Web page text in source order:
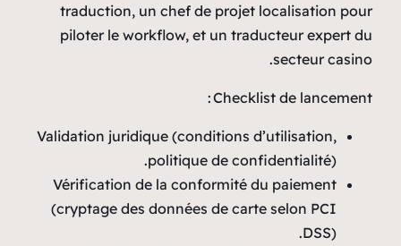
traduction, un chef de
piloter le workflow, et
Validation juridique
politique
Vérification de la
(cryptage des données